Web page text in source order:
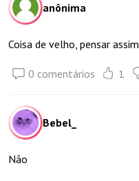
anônima
Coisa de velho, pensar assim
0 comentários 1
Bebel_
Não